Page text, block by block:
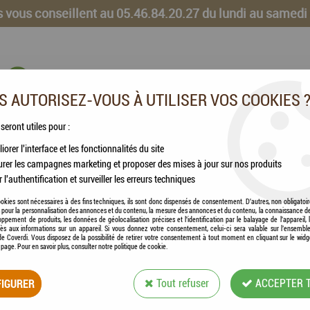
vous conseillent au 05.46.84.20.27 du lundi au samedi
CHEVAUX VOLAILLES ANIMAUX DE LA FERME
PIÈGES
À RATS SOURIS MULOTS
AUTORISEZ-VOUS À UTILISER VOS COOKIES ?
seront utiles pour :
l'interface et les fonctionnalités du site
les campagnes marketing et proposer des mises à jour sur nos produits
l'authentification et surveiller les erreurs techniques
sont nécessaires à des fins techniques, ils sont donc dispensés de consentement. D'autres, non
pour la personnalisation des annonces et du contenu, la mesure des annonces et du contenu, la connaissance
de produits, les données de géolocalisation précises et l'identification par le balayage de l'appareil,
aux informations sur un appareil. Si vous donnez votre consentement, celui-ci sera valable sur
Coverdi. Vous disposez de la possibilité de retirer votre consentement à tout moment en cliquant sur le
Pour en savoir plus, consulter notre politique de cookie.
Tout refuser ACCEPTER